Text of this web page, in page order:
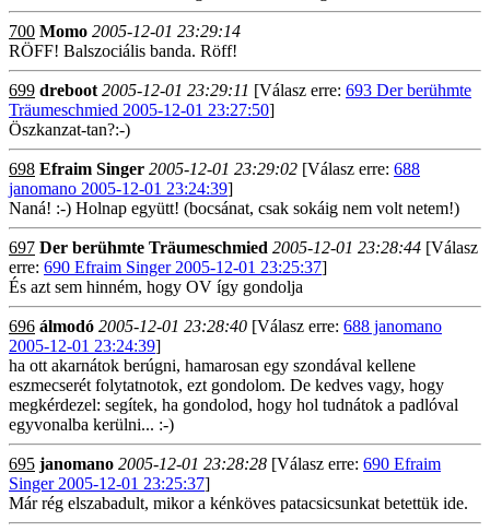
700 Momo 2005-12-01 23:29:14
RÖFF! Balszociális banda. Röff!
699 dreboot 2005-12-01 23:29:11 [Válasz erre: 693 Der berühmte
Träumeschmied 2005-12-01 23:27:50]
Öszkanzat-tan?:-)
698 Efraim Singer 2005-12-01 23:29:02 [Válasz erre: 688
janomano 2005-12-01 23:24:39]
Naná! :-) Holnap együtt! (bocsánat, csak sokáig nem volt netem!)
697 Der berühmte Träumeschmied 2005-12-01 23:28:44 [Válasz
erre: 690 Efraim Singer 2005-12-01 23:25:37]
És azt sem hinném, hogy OV így gondolja
696 álmodó 2005-12-01 23:28:40 [Válasz erre: 688 janomano
2005-12-01 23:24:39]
ha ott akarnátok berúgni, hamarosan egy szondával kellene
eszmecserét folytatnotok, ezt gondolom. De kedves vagy, hogy
megkérdezel: segítek, ha gondolod, hogy hol tudnátok a padlóval
egyvonalba kerülni... :-)
695 janomano 2005-12-01 23:28:28 [Válasz erre: 690 Efraim
Singer 2005-12-01 23:25:37]
Már rég elszabadult, mikor a kénköves patacsicsunkat betettük ide.